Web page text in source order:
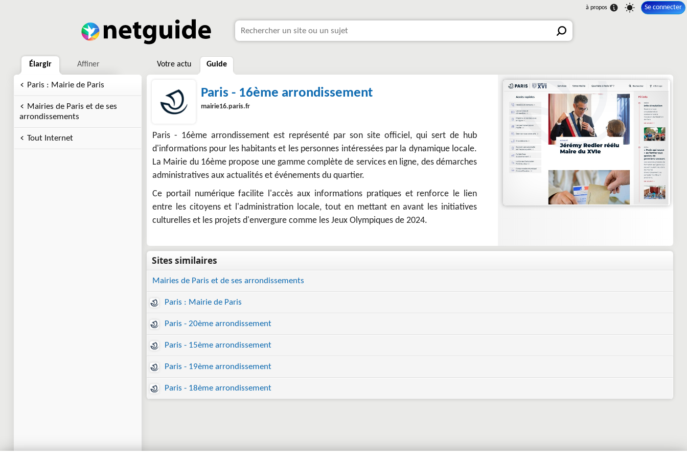
Se connecter
Élargir Affiner
Paris : Mairie de Paris
Mairies de Paris et de ses
arrondissements
Tout Internet
Votre actu Guide
Paris - 16ème arrondissement
mairie16.paris.fr
Paris - 16ème arrondissement est représenté par son site officiel, qui sert de hub
d'informations pour les habitants et les personnes intéressées par la dynamique locale.
La Mairie du 16ème propose une gamme complète de services en ligne, des démarches
administratives aux actualités et événements du quartier.
Ce portail numérique facilite l'accès aux informations pratiques et renforce le lien
entre les citoyens et l'administration locale, tout en mettant en avant les initiatives
culturelles et les projets d'envergure comme les Jeux Olympiques de 2024.
Mairies de Paris et de ses arrondissements
Paris : Mairie de Paris
Paris - 20ème arrondissement
Paris - 15ème arrondissement
Paris - 19ème arrondissement
Paris - 18ème arrondissement